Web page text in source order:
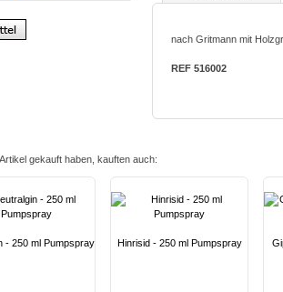
nach Gritmann mit
REF 516002
gekauft haben, kauften auch:
- 250 ml Pumpspray Hinrisid - 250 ml Pumpspray